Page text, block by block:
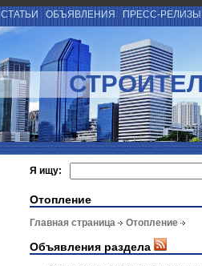
СТАТЬИ ОБЪЯВЛЕНИЯ ПРЕСС-
Я ищу:
Отопление
Главная страница Отопление
Объявления раздела